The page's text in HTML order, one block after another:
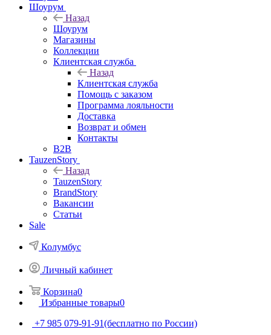
Шоурум
Назад
Шоурум
Магазины
Коллекции
Клиентская служба
Назад
Клиентская служба
Помощь с заказом
Программа лояльности
Доставка
Возврат и обмен
Контакты
B2B
TauzenStory
Назад
TauzenStory
BrandStory
Вакансии
Статьи
Sale
Колумбус
Личный кабинет
Корзина0
Избранные товары0
+7 985 079-91-91(бесплатно по России)